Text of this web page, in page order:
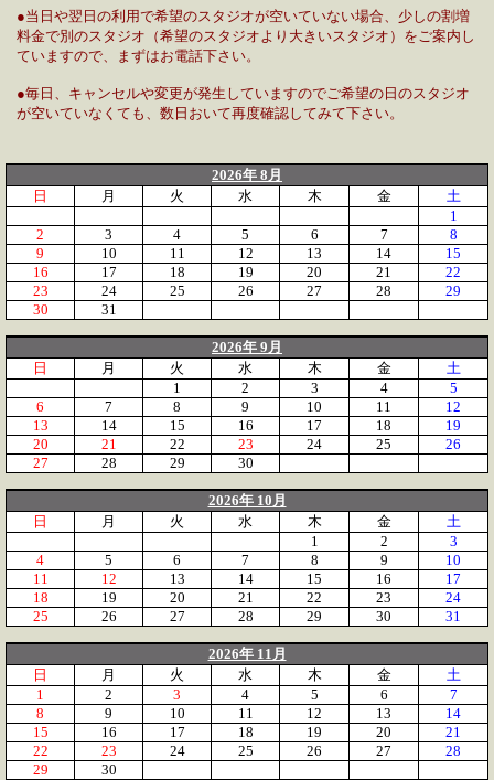
●当日や翌日の利用で希望のスタジオが空いていない場合、少しの割増
料金で別のスタジオ（希望のスタジオより大きいスタジオ）をご案内し
ていますので、まずはお電話下さい。
●毎日、キャンセルや変更が発生していますのでご希望の日のスタジオ
が空いていなくても、数日おいて再度確認してみて下さい。
2026年 8月
日
月 火 水 木 金
土
1
2
3 4 5 6 7
8
9
10 11 12 13 14
15
16
17 18 19 20 21
22
23
24 25 26 27 28
29
30
31
2026年 9月
日
月 火 水 木 金
土
1
2 3 4
5
6
7 8 9 10 11
12
13
14 15 16 17 18
19
20
21 22 23 24 25
26
27
28 29 30
2026年 10月
日
月 火 水 木 金
土
1
2
3
4
5 6 7 8 9
10
11
12 13 14 15 16
17
18
19 20 21 22 23
24
25
26 27 28 29 30 31
2026年 11月
日
月 火 水 木 金
土
1
2 3 4 5 6
7
8
9 10 11 12 13
14
15
16 17 18 19 20
21
22
23 24 25 26 27
28
29
30